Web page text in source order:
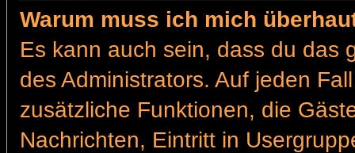
Warum muss ich mich
Es kann auch sein, dass du das
des Administrators. Auf jeden
zusätzliche Funktionen, die
Nachrichten, Eintritt in